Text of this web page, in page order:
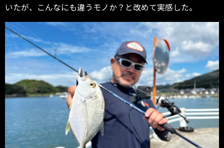
いたが、こんなにも違うモノか？と改めて実感した。